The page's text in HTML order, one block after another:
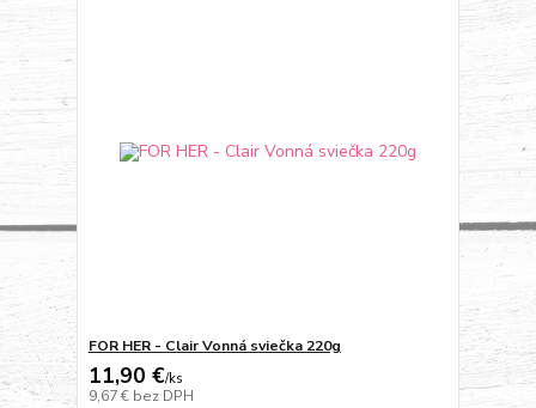
FOR HER - Clair Vonná sviečka 220g
11,90 €/ks
9,67 € bez DPH